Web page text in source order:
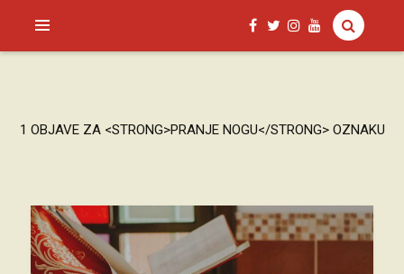
SAGUD.XYZ
1 OBJAVE ZA <STRONG>PRANJE NOGU</STRONG> OZNAKU